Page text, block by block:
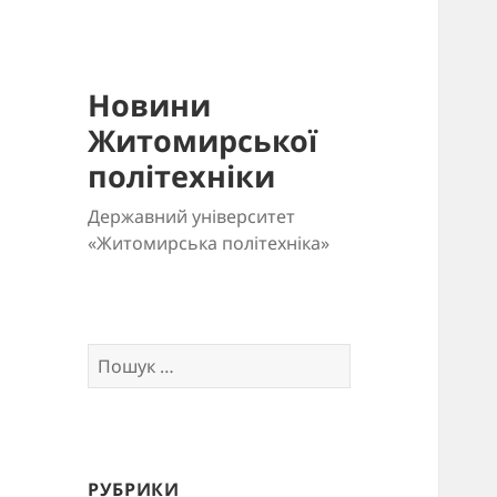
Новини
Житомирської
політехніки
Державний університет
«Житомирська політехніка»
Пошук:
РУБРИКИ